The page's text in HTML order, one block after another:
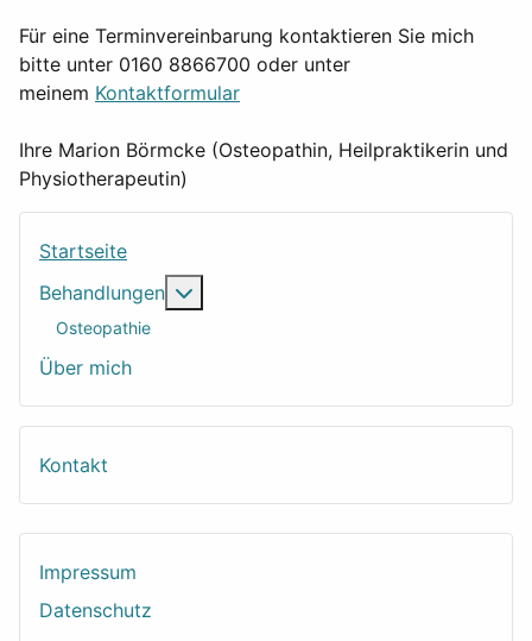
Für eine Terminvereinbarung kontaktieren Sie mich
bitte unter 0160 8866700 oder unter
meinem Kontaktformular
Ihre Marion Börmcke (Osteopathin, Heilpraktikerin und
Physiotherapeutin)
Startseite
Behandlungen
Osteopathie
Über mich
Kontakt
Impressum
Datenschutz